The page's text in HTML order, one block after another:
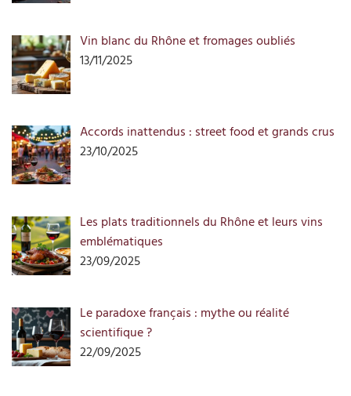
Vin blanc du Rhône et fromages oubliés
13/11/2025
Accords inattendus : street food et grands crus
23/10/2025
Les plats traditionnels du Rhône et leurs vins
emblématiques
23/09/2025
Le paradoxe français : mythe ou réalité
scientifique ?
22/09/2025